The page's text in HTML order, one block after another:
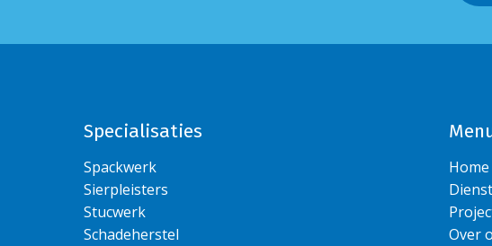
Specialisaties
Spackwerk
Sierpleisters
Stucwerk
Schadeherstel
Home
Over